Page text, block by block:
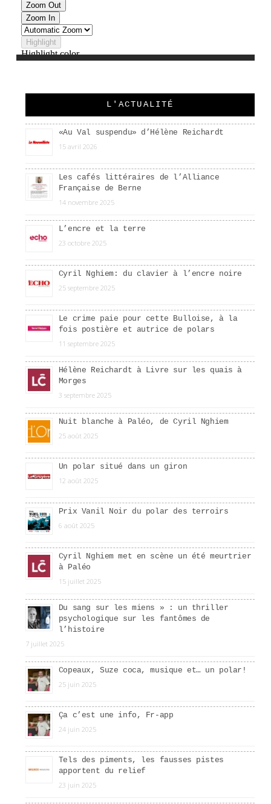
L'ACTUALITÉ
«Au Val suspendu» d’Hélène Reichardt
15 avril 2026
Les cafés littéraires de l’Alliance
Française de Berne
14 novembre 2025
L’encre et la terre
23 octobre 2025
Cyril Nghiem: du clavier à l’encre noire
25 septembre 2025
Le crime paie pour cette Bulloise, à la
fois postière et autrice de polars
11 septembre 2025
Hélène Reichardt à Livre sur les quais à
Morges
3 septembre 2025
Nuit blanche à Paléo, de Cyril Nghiem
25 août 2025
Un polar situé dans un giron
12 août 2025
Prix Vanil Noir du polar des terroirs
6 août 2025
Cyril Nghiem met en scène un été meurtrier
à Paléo
15 juillet 2025
Du sang sur les miens » : un thriller
psychologique sur les fantômes de
l’histoire
7 juillet 2025
Copeaux, Suze coca, musique et… un polar!
25 juin 2025
Ça c’est une info, Fr-app
24 juin 2025
Tels des piments, les fausses pistes
apportent du relief
23 juin 2025